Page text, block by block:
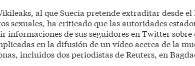
al que Suecia pretende extraditar desde el
sexuales, ha criticado que las autoridades
informaciones de sus seguidores en Twitter sobre
en la difusión de un vídeo acerca de la
incluidos dos periodistas de Reuters, en